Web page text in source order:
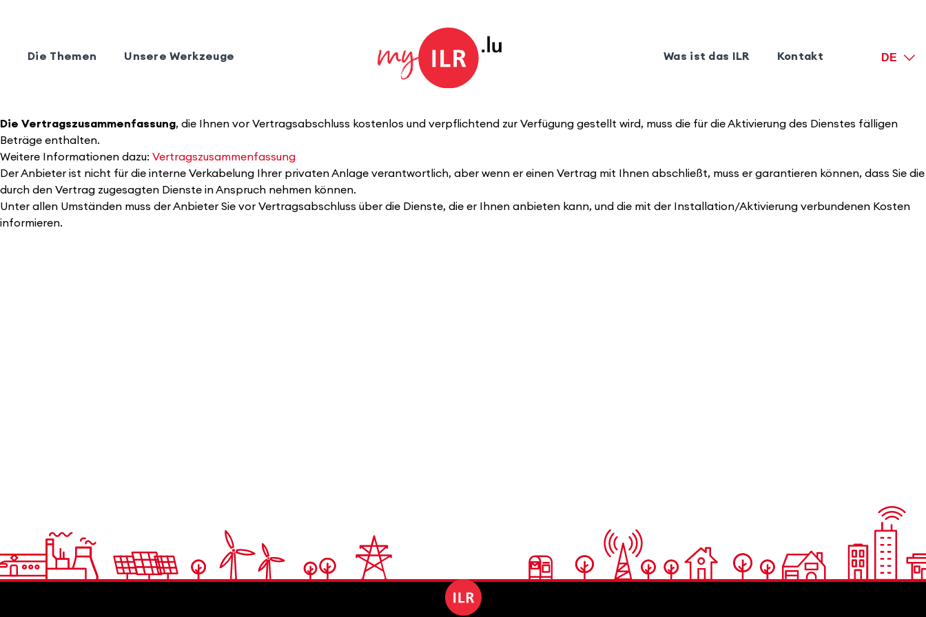
Die Themen Unsere Werkzeuge Was ist das ILR Kontakt DE
Die Vertragszusammenfassung, die Ihnen vor Vertragsabschluss kostenlos und verpflichtend zur Verfügung gestellt wird, muss die für die Aktivierung des Dienstes fälligen
Beträge enthalten.
Weitere Informationen dazu: Vertragszusammenfassung
Der Anbieter ist nicht für die interne Verkabelung Ihrer privaten Anlage verantwortlich, aber wenn er einen Vertrag mit Ihnen abschließt, muss er garantieren können, dass Sie die
durch den Vertrag zugesagten Dienste in Anspruch nehmen können.
Unter allen Umständen muss der Anbieter Sie vor Vertragsabschluss über die Dienste, die er Ihnen anbieten kann, und die mit der Installation/Aktivierung verbundenen Kosten
informieren.